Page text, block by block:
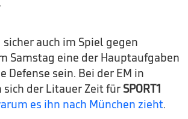
auch im Spiel gegen
Samstag eine der Hauptaufgaben
Defense sein. Bei der EM in
sich der Litauer Zeit für SPORT1
es ihn nach München zieht.